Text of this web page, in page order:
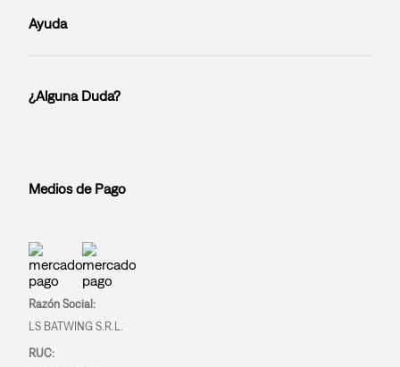
Ayuda
¿Alguna Duda?
Medios de Pago
Razón Social:
LS BATWING S.R.L.
RUC: